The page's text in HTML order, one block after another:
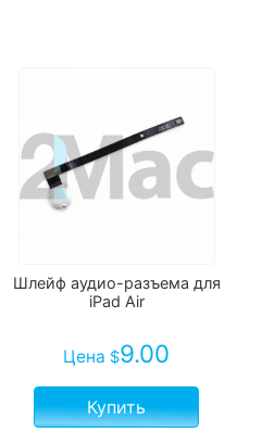
Шлейф аудио-разъема для
iPad Air
Цена $9.00
Купить